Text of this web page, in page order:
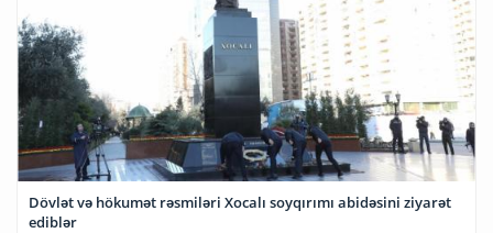
Dövlət və hökumət rəsmiləri Xocalı soyqırımı abidəsini ziyarət
ediblər